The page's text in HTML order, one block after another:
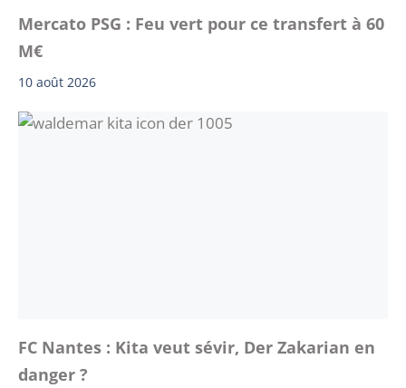
Mercato PSG : Feu vert pour ce transfert à 60
M€
10 août 2026
FC Nantes : Kita veut sévir, Der Zakarian en
danger ?